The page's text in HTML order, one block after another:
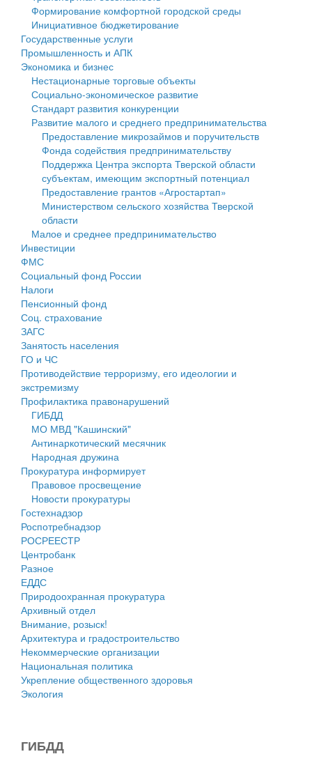
Государственные услуги
Промышленность и АПК
Экономика и бизнес
Символика
Устав
Гостям округа
Туризм
Культура
Образование
Здравоохранение
Социальная защита
Фотоальбом
муниципального округа Тверской области
Администрация Кашинского муниципального округа
Тверской области
Управление сельскими территориями
Открытые данные
Работа с обращениями граждан
Муниципальный контроль
Муниципальные услуги
Проекты административных регламентов
Антимонопольный комплаенс
Противодействие коррупции
Финансовое управление
Бюджет для граждан
Имущество
Выявление правообладателей ранее учтенных
объектов недвижимости
Имущественная поддержка субъектов малого и
среднего предпринимательства
Информационная поддержка субъектов малого и
среднего предпринимательства
Муниципальные программы
Контрольно-счетная палата
Персональные данные
Оценка регулирующего воздействия
Деятельность МУ
Нормативы градостроительного проектирования
Правила землепользования и застройки
Генеральные планы
Проекты планировки территории
Собрание депутатов
Городское поселение
Сельские поселения
Формирование комфортной городской среды
Инициативное бюджетирование
Государственные услуги
Промышленность и АПК
Экономика и бизнес
Нестационарные торговые объекты
Социально-экономическое развитие
Стандарт развития конкуренции
Развитие малого и среднего предпринимательства
Предоставление микрозаймов и поручительств
Фонда содействия предпринимательству
Поддержка Центра экспорта Тверской области
субъектам, имеющим экспортный потенциал
Предоставление грантов «Агростартап»
Министерством сельского хозяйства Тверской
области
Малое и среднее предпринимательство
Инвестиции
ФМС
Социальный фонд России
Налоги
Пенсионный фонд
Соц. страхование
ЗАГС
Занятость населения
ГО и ЧС
Противодействие терроризму, его идеологии и
экстремизму
Профилактика правонарушений
ГИБДД
МО МВД "Кашинский"
Антинаркотический месячник
Народная дружина
Прокуратура информирует
Правовое просвещение
Новости прокуратуры
Гостехнадзор
Роспотребнадзор
РОСРЕЕСТР
Центробанк
Разное
ЕДДС
Природоохранная прокуратура
Архивный отдел
Внимание, розыск!
Архитектура и градостроительство
Некоммерческие организации
Национальная политика
Укрепление общественного здоровья
Экология
ГИБДД